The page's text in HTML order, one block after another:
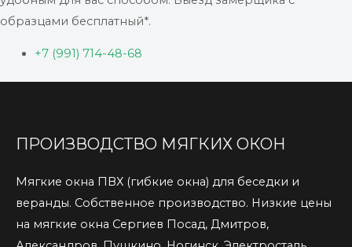
образцами бесплатный*.
+7 (991) 714-48-68
ПРОИЗВОДСТВО МЯГКИХ ОКОН
Мягкие окна ПВХ (гибкие окна) для беседки и
веранды. Собственное производство. Низкие цены
на мягкие окна Сергиев Посад, Дмитров,